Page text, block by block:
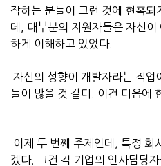
작하는 분들이 그런 것에 현혹
데, 대부분의 지원자들은 자신
하게 이해하고 있었다.
자신의 성향이 개발자라는 직
들이 많을 것 같다. 이건 다음에
이제 두 번째 주제인데, 특정 회
겠다. 그건 각 기업의 인사담당